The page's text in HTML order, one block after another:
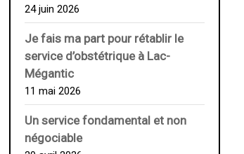
24 juin 2026
Je fais ma part pour rétablir le
service d’obstétrique à Lac-
Mégantic
11 mai 2026
Un service fondamental et non
négociable